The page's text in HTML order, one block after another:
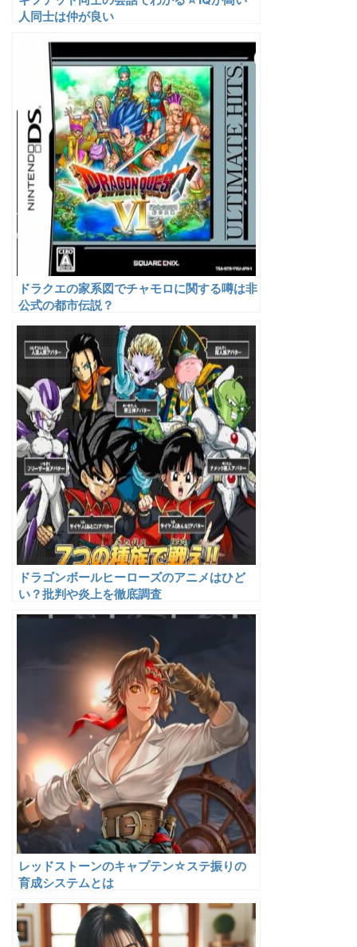
人同士は仲が良い
ドラクエの家系図でチャモロに関する噂は非
公式の都市伝説？
ドラゴンボールヒーローズのアニメはひど
い？批判や炎上を徹底調査
レッドストーンのキャプテン☆ステ振りの
育成システムとは